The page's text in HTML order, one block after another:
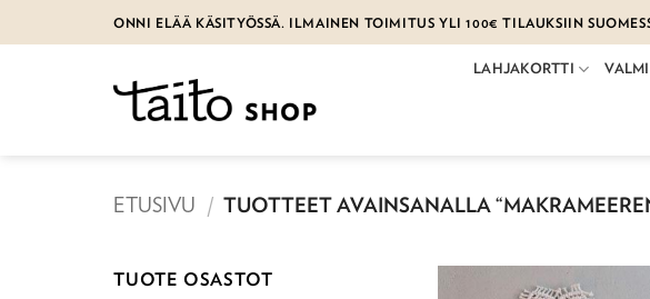
to
ONNI ELÄÄ KÄSITYÖSSÄ. ILMAINEN TOIMITUS YLI 100€ TILAUKSIIN
LAHJAKORTTI
ETUSIVU / TUOTTEET AVAINSANALLA
TUOTE OSASTOT